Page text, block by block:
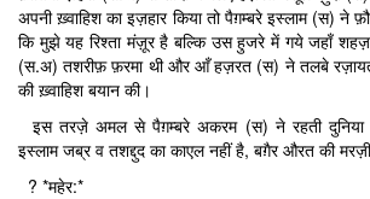
अपनी ख़्वाहिश का इज़हार किया तो पैग़म्बरे इस्लाम (स) ने
कि मुझे यह रिश्ता मंज़ूर है बल्कि उस हुजरे में गये जहाँ
(स.अ) तशरीफ़ फ़रमा थी और आँ हज़रत (स) ने तलबे
की ख़्वाहिश बयान की।
इस तरज़े अमल से पैग़म्बरे अकरम (स) ने रहती दुनिया
इस्लाम जब्र व तशद्दुद का काएल नहीं है, बग़ैर औरत की
? *महेर:*